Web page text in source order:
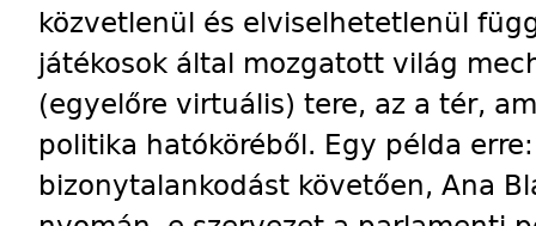
közvetlenül és elviselhetetlenül
játékosok által mozgatott világ
(egyelőre virtuális) tere, az a tér,
politika hatóköréből. Egy példa
bizonytalankodást követően, Ana